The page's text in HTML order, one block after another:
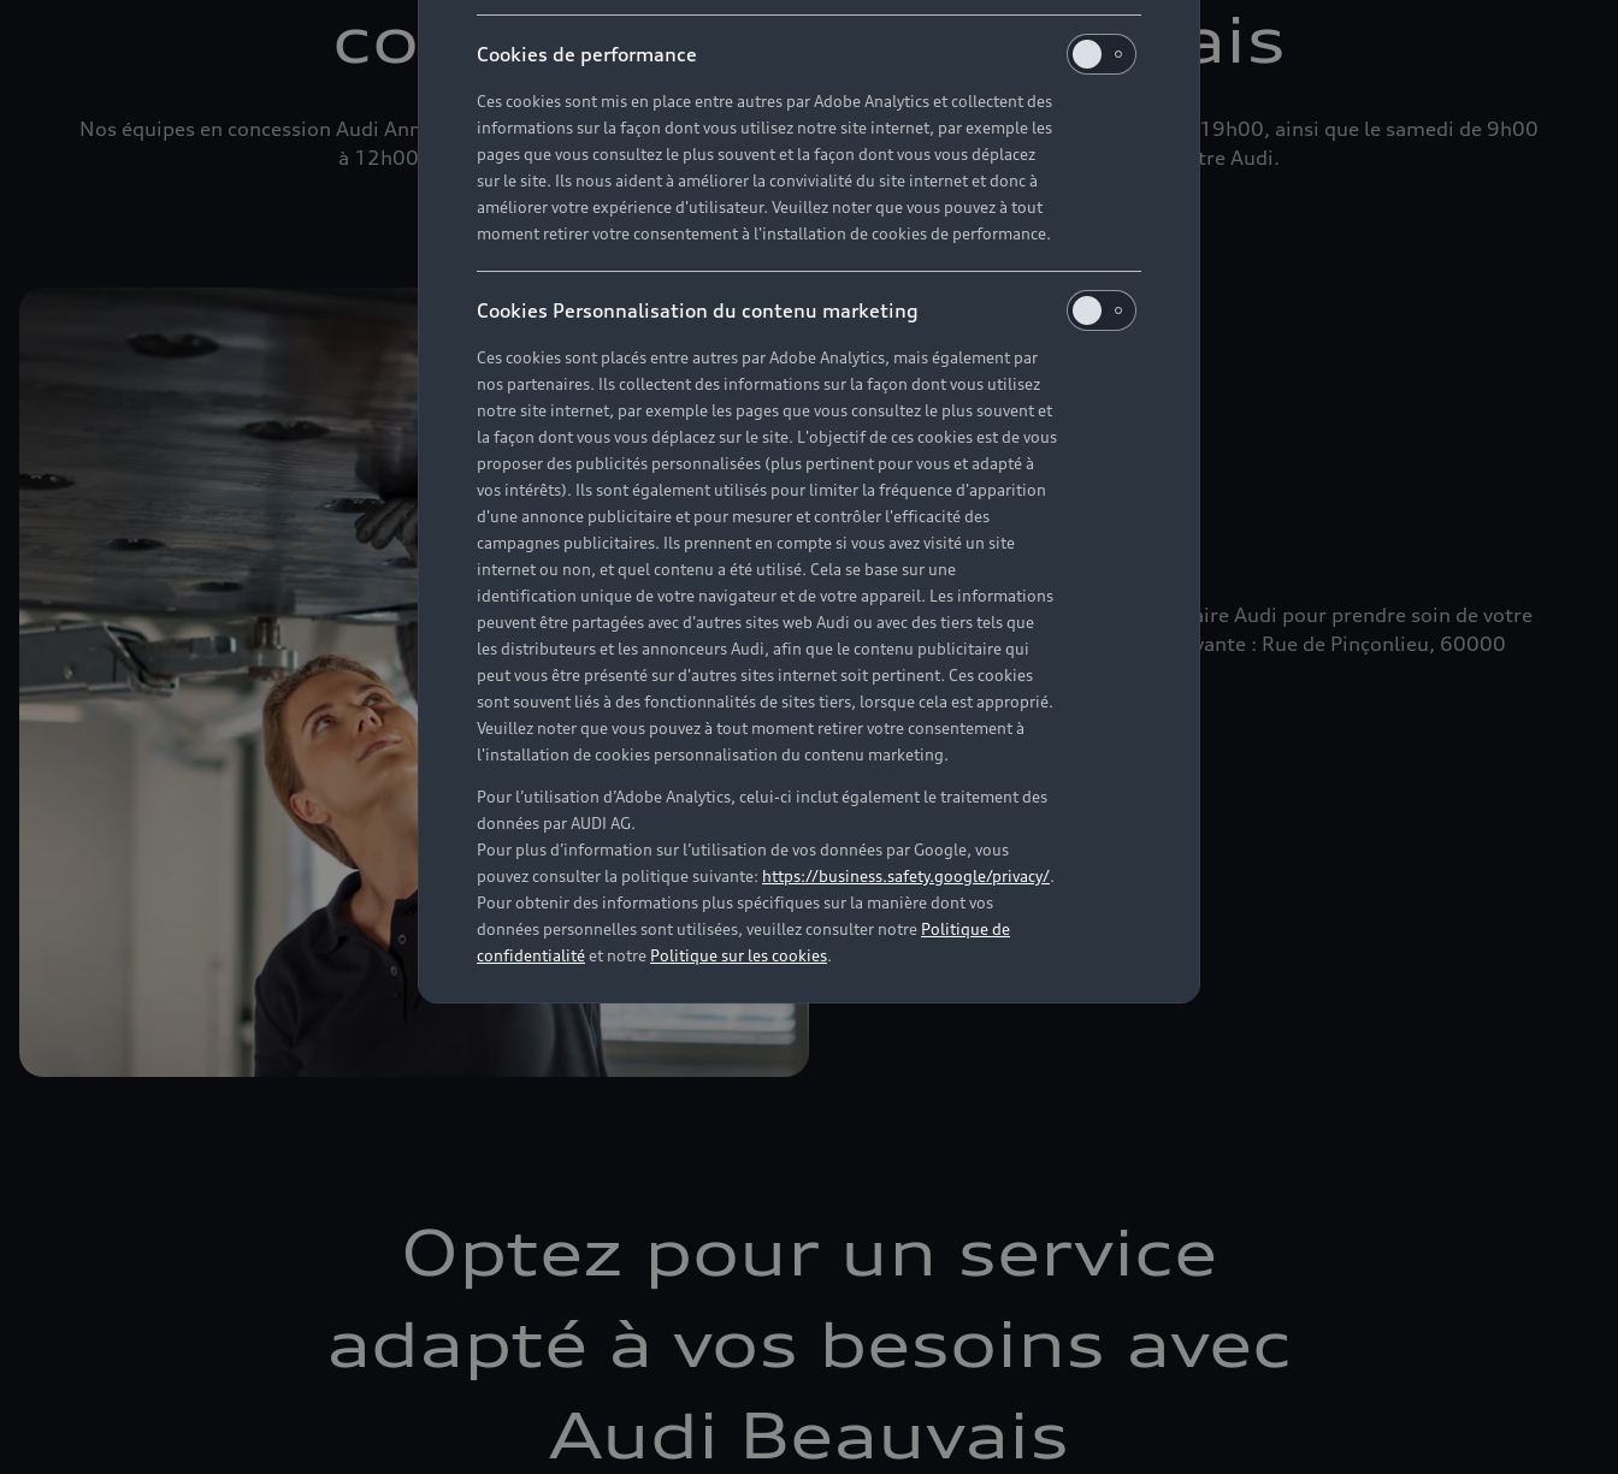
concession Audi Beauvais
Nos équipes en concession Audi Annemasse vous accompagnent du lundi au vendredi, de 8h30 à 12h00 et de 14h00 à 19h00, ainsi que le samedi de 9h00
à 12h00 et de 14h00 à 19h00 dans l’entretien, la réparation ou le contrôle technique de votre Audi.
Profitez de l’expertise et du savoir-faire Audi pour prendre soin de votre
véhicule au quotidien à l’adresse suivante : Rue de Pinçonlieu, 60000
Beauvais.
Découvrir la concession
Optez pour un service
adapté à vos besoins avec
Audi Beauvais
Cookies de performance
Ces cookies sont mis en place entre autres par Adobe Analytics et collectent des
informations sur la façon dont vous utilisez notre site internet, par exemple les
pages que vous consultez le plus souvent et la façon dont vous vous déplacez
sur le site. Ils nous aident à améliorer la convivialité du site internet et donc à
améliorer votre expérience d'utilisateur. Veuillez noter que vous pouvez à tout
moment retirer votre consentement à l'installation de cookies de performance.
Cookies Personnalisation du contenu marketing
Ces cookies sont placés entre autres par Adobe Analytics, mais également par
nos partenaires. Ils collectent des informations sur la façon dont vous utilisez
notre site internet, par exemple les pages que vous consultez le plus souvent et
la façon dont vous vous déplacez sur le site. L'objectif de ces cookies est de vous
proposer des publicités personnalisées (plus pertinent pour vous et adapté à
vos intérêts). Ils sont également utilisés pour limiter la fréquence d'apparition
d'une annonce publicitaire et pour mesurer et contrôler l'efficacité des
campagnes publicitaires. Ils prennent en compte si vous avez visité un site
internet ou non, et quel contenu a été utilisé. Cela se base sur une
identification unique de votre navigateur et de votre appareil. Les informations
peuvent être partagées avec d'autres sites web Audi ou avec des tiers tels que
les distributeurs et les annonceurs Audi, afin que le contenu publicitaire qui
peut vous être présenté sur d'autres sites internet soit pertinent. Ces cookies
sont souvent liés à des fonctionnalités de sites tiers, lorsque cela est approprié.
Veuillez noter que vous pouvez à tout moment retirer votre consentement à
l'installation de cookies personnalisation du contenu marketing.
Pour l’utilisation d’Adobe Analytics, celui-ci inclut également le traitement des
données par AUDI AG.
Pour plus d’information sur l’utilisation de vos données par Google, vous
pouvez consulter la politique suivante: https://business.safety.google/privacy/.
Pour obtenir des informations plus spécifiques sur la manière dont vos
données personnelles sont utilisées, veuillez consulter notre Politique de
confidentialitéet notre Politique sur les cookies.